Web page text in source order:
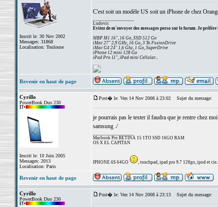
Inscrit le: 30 Nov 2002
Messages: 31868
Localisation: Toulouse
C'est soit un modèle US soit un iPhone de chez
Ludovic
Evitez de m'envoyer des messages perso sur le forum. Je préfère
MBP M1 16", 16 Go, SSD 512 Go
iMac 27" 2,9 GHz, 16 Go, 3 To FusionDrive
iMac G4 24" 1,6 Ghz, 1 Go, SuperDrive
iPhone 12 mini 128 Go
iPad Pro 11", iPad mini Cellular...
Revenir en haut de page
Cyrillo
PowerBook Duo 230
Inscrit le: 10 Juin 2005
Messages: 2013
Localisation: Paris
Post� le: Ven 14 Nov 2008 à 23:02 Sujet du message:
je pourrais pas le tester il faudra que je rentre chez
samsung ./
Macbook Pro RETINA 15 1TO SSD 16GO RAM
OS X EL CAPITAN
IPHONE 6S 64GO , touchpad, ipad pro 9.7 128go, ipod et
Revenir en haut de page
Cyrillo
PowerBook Duo 230
Post� le: Ven 14 Nov 2008 à 23:13 Sujet du message: